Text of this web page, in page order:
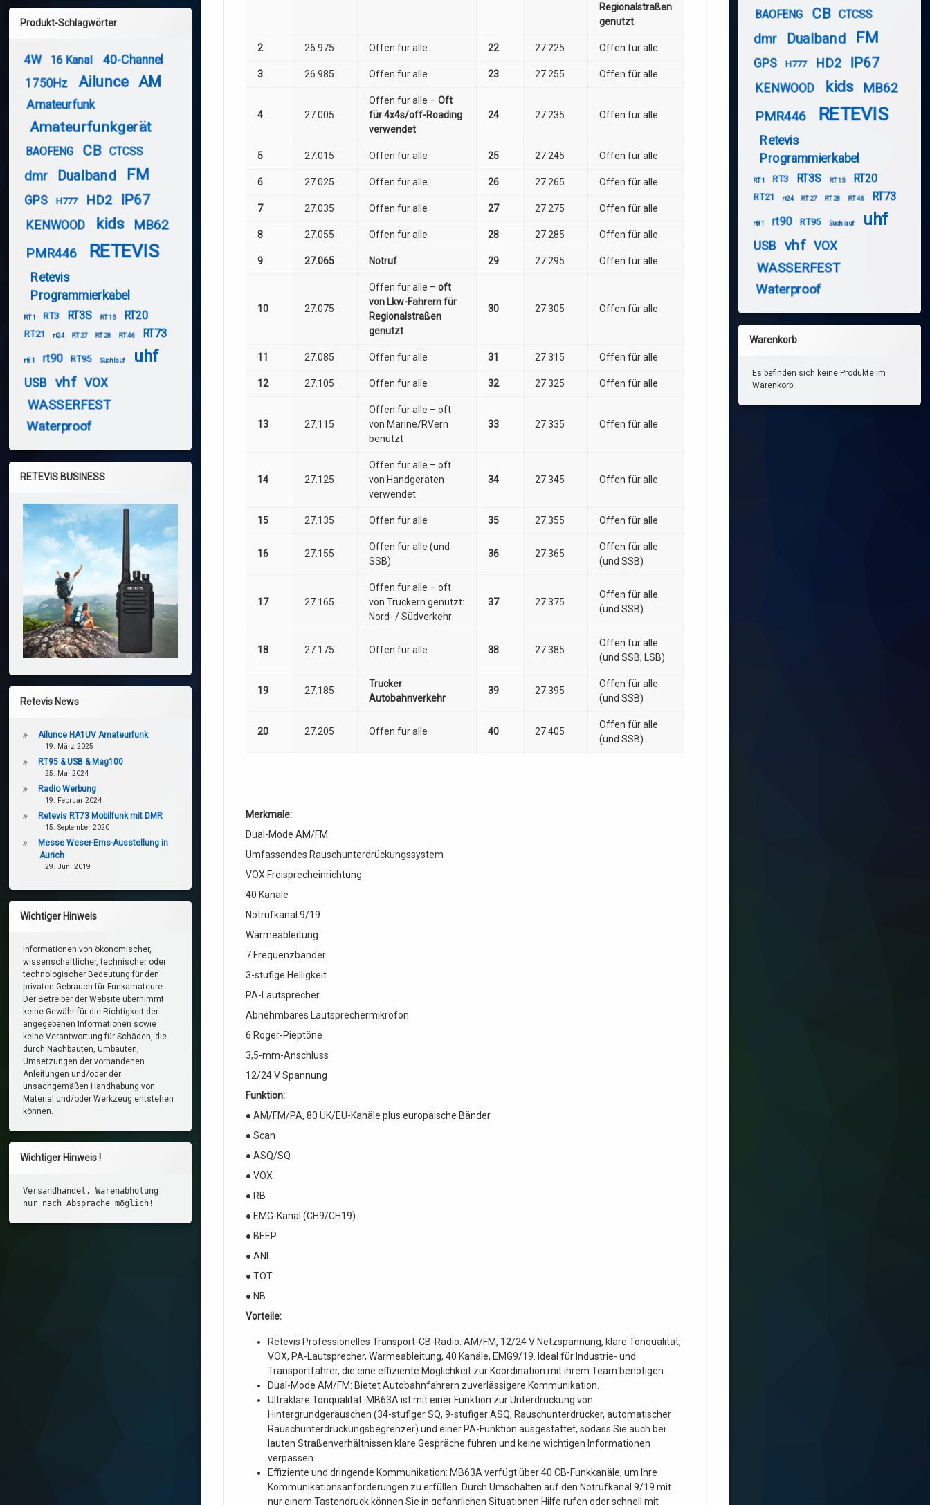
Regionalstraßen
genutzt
2 26.975 Offen für alle 22 27.225 Offen für alle
3 26.985 Offen für alle 23 27.255 Offen für alle
4 27.005
Offen für alle – Oft
für 4x4s/off-Roading
verwendet
24 27.235 Offen für alle
5 27.015 Offen für alle 25 27.245 Offen für alle
6 27.025 Offen für alle 26 27.265 Offen für alle
7 27.035 Offen für alle 27 27.275 Offen für alle
8 27.055 Offen für alle 28 27.285 Offen für alle
9 27.065 Notruf 29 27.295 Offen für alle
10 27.075
Offen für alle – oft
von Lkw-Fahrern für
Regionalstraßen
genutzt
30 27.305 Offen für alle
11 27.085 Offen für alle 31 27.315 Offen für alle
12 27.105 Offen für alle 32 27.325 Offen für alle
13 27.115
Offen für alle – oft
von Marine/RVern
benutzt
33 27.335 Offen für alle
14 27.125
Offen für alle – oft
von Handgeräten
verwendet
34 27.345 Offen für alle
15 27.135 Offen für alle 35 27.355 Offen für alle
16 27.155
Offen für alle (und
SSB)
36 27.365
Offen für alle
(und SSB)
17 27.165
Offen für alle – oft
von Truckern genutzt:
Nord- / Südverkehr
37 27.375
Offen für alle
(und SSB)
18 27.175 Offen für alle 38 27.385
Offen für alle
(und SSB, LSB)
19 27.185
Trucker
Autobahnverkehr
39 27.395
Offen für alle
(und SSB)
20 27.205 Offen für alle 40 27.405
Offen für alle
(und SSB)
Merkmale:
Dual-Mode AM/FM
Umfassendes Rauschunterdrückungssystem
VOX Freisprecheinrichtung
40 Kanäle
Notrufkanal 9/19
Wärmeableitung
7 Frequenzbänder
3-stufige Helligkeit
PA-Lautsprecher
Abnehmbares Lautsprechermikrofon
6 Roger-Pieptöne
3,5-mm-Anschluss
12/24 V Spannung
Funktion:
● AM/FM/PA, 80 UK/EU-Kanäle plus europäische Bänder
● Scan
● ASQ/SQ
● VOX
● RB
● EMG-Kanal (CH9/CH19)
● BEEP
● ANL
● TOT
● NB
Vorteile:
Retevis Professionelles Transport-CB-Radio: AM/FM, 12/24 V Netzspannung, klare Tonqualität,
VOX, PA-Lautsprecher, Wärmeableitung, 40 Kanäle, EMG9/19. Ideal für Industrie- und
Transportfahrer, die eine effiziente Möglichkeit zur Koordination mit ihrem Team benötigen.
Dual-Mode AM/FM: Bietet Autobahnfahrern zuverlässigere Kommunikation.
Ultraklare Tonqualität: MB63A ist mit einer Funktion zur Unterdrückung von
Hintergrundgeräuschen (34-stufiger SQ, 9-stufiger ASQ, Rauschunterdrücker, automatischer
Rauschunterdrückungsbegrenzer) und einer PA-Funktion ausgestattet, sodass Sie auch bei
lauten Straßenverhältnissen klare Gespräche führen und keine wichtigen Informationen
verpassen.
Effiziente und dringende Kommunikation: MB63A verfügt über 40 CB-Funkkanäle, um Ihre
Kommunikationsanforderungen zu erfüllen. Durch Umschalten auf den Notrufkanal 9/19 mit
nur einem Tastendruck können Sie in gefährlichen Situationen Hilfe rufen oder schnell mit
Produkt-Schlagwörter
4W 16 Kanal
40-Channel
1750Hz
Ailunce AM
Amateurfunk
Amateurfunkgerät
BAOFENG CB CTCSS
dmr Dualband FM
GPS H777 HD2 IP67
KENWOOD kids
MB62
PMR446
RETEVIS
Retevis
Programmierkabel
RT1 RT3 RT3S RT15 RT20
RT21 rt24 RT27 RT28 RT46 RT73
rt81 rt90 RT95 Suchlauf uhf
USB vhf VOX
WASSERFEST
Waterproof
RETEVIS BUSINESS
Retevis News
Ailunce HA1UV Amateurfunk
19. März 2025
RT95 & USB & Mag100
25. Mai 2024
Radio Werbung
19. Februar 2024
Retevis RT73 Mobilfunk mit DMR
15. September 2020
Messe Weser-Ems-Ausstellung in
Aurich
29. Juni 2019
Wichtiger Hinweis
Informationen von ökonomischer,
wissenschaftlicher, technischer oder
technologischer Bedeutung für den
privaten Gebrauch für Funkamateure .
Der Betreiber der Website übernimmt
keine Gewähr für die Richtigkeit der
angegebenen Informationen sowie
keine Verantwortung für Schäden, die
durch Nachbauten, Umbauten,
Umsetzungen der vorhandenen
Anleitungen und/oder der
unsachgemäßen Handhabung von
Material und/oder Werkzeug entstehen
können.
Wichtiger Hinweis !
Versandhandel, Warenabholung
nur nach Absprache möglich!
BAOFENG CB CTCSS
dmr Dualband FM
GPS H777 HD2 IP67
KENWOOD kids
MB62
PMR446
RETEVIS
Retevis
Programmierkabel
RT1 RT3 RT3S RT15 RT20
RT21 rt24 RT27 RT28 RT46 RT73
rt81 rt90 RT95 Suchlauf uhf
USB vhf VOX
WASSERFEST
Waterproof
Warenkorb
Es befinden sich keine Produkte im
Warenkorb.